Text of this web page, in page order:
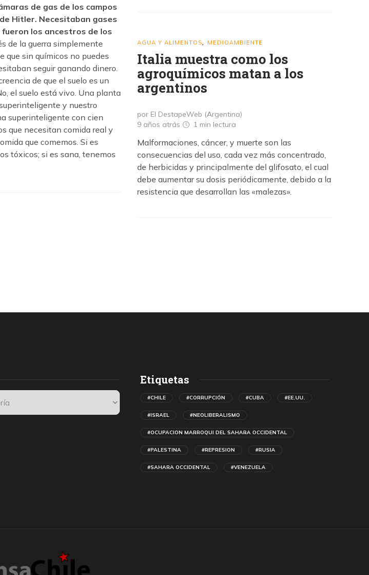
de gas de los campos
Hitler. Necesitaban gases
los ancestros de los
de la guerra simplemente
que sin químicos no puedes
seguir ganando dinero.
de que el suelo es un
el suelo está vivo. Una planta
y nuestro
superinteligente con cien
que necesitan comida real y
que comemos. Si es
tóxicos; si es sana, tenemos
AGUA Y ALIMENTOS MEDIOAMBIENTE
Italia muestra como los
agroquímicos matan a los
argentinos
por El DestapeWeb (Argentina)
9 años atrás
1 min lectura
Malformaciones, cáncer, y muerte son las
consecuencias del uso, cada vez más concentrado,
de herbicidas y principalmente del glifosato, el cual
debe aumentar su dosis periódicamente, debido a la
resistencia que desarrollan las «malezas».
Etiquetas
#CHILE #CORRUPCIÓN #CUBA #EE.UU.
#ISRAEL #NEOLIBERALISMO
#OCUPACION MARROQUI DEL SAHARA OCCIDENTAL
#PALESTINA #REPRESION #RUSIA
#SAHARA OCCIDENTAL #VENEZUELA